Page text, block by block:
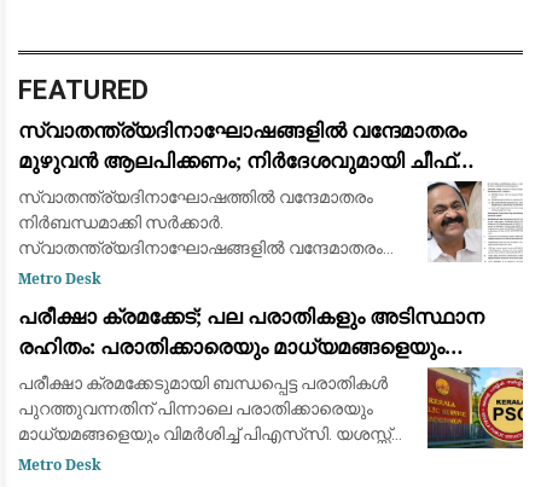
FEATURED
സ്വാതന്ത്ര്യദിനാഘോഷങ്ങളിൽ വന്ദേമാതരം
മുഴുവൻ ആലപിക്കണം; നിർദേശവുമായി ചീഫ്
സെക്രട്ടറി
സ്വാതന്ത്ര്യദിനാഘോഷത്തിൽ വന്ദേമാതരം
നിർബന്ധമാക്കി സർക്കാർ.
സ്വാതന്ത്ര്യദിനാഘോഷങ്ങളിൽ വന്ദേമാതരം
മുഴുവനായും ആലപിക്കണമെന്നാണ് ചീഫ്
നിർബന്ധമാക്കാനുള്ള കേന്ദ്ര തീരുമാ
Metro Desk
പരീക്ഷാ ക്രമക്കേട്; പല പരാതികളും അടിസ്ഥാന
രഹിതം: പരാതിക്കാരെയും മാധ്യമങ്ങളെയും
വിമര്‍ശിച്ച് പിഎസ്‌സി
പരീക്ഷാ ക്രമക്കേടുമായി ബന്ധപ്പെട്ട പരാതികള്‍
പുറത്തുവന്നതിന് പിന്നാലെ പരാതിക്കാരെയും
മാധ്യമങ്ങളെയും വിമര്‍ശിച്ച് പിഎസ്‌സി. യശസ്സ്
കളങ്കപ്പെടുത്താന്‍ ബോധപൂര്‍വ്വം
Metro Desk